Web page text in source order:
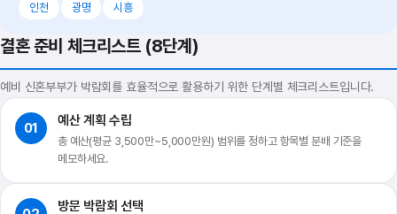
인천 광명 시흥
결혼 준비 체크리스트 (8단계)
예비 신혼부부가 박람회를 효율적으로 활용하기 위한 단계별 체크리스트입니다.
01 예산 계획 수립
총 예산(평균 3,500만~5,000만원) 범위를 정하고 항목별 분배 기준을
메모하세요.
방문 박람회 선택